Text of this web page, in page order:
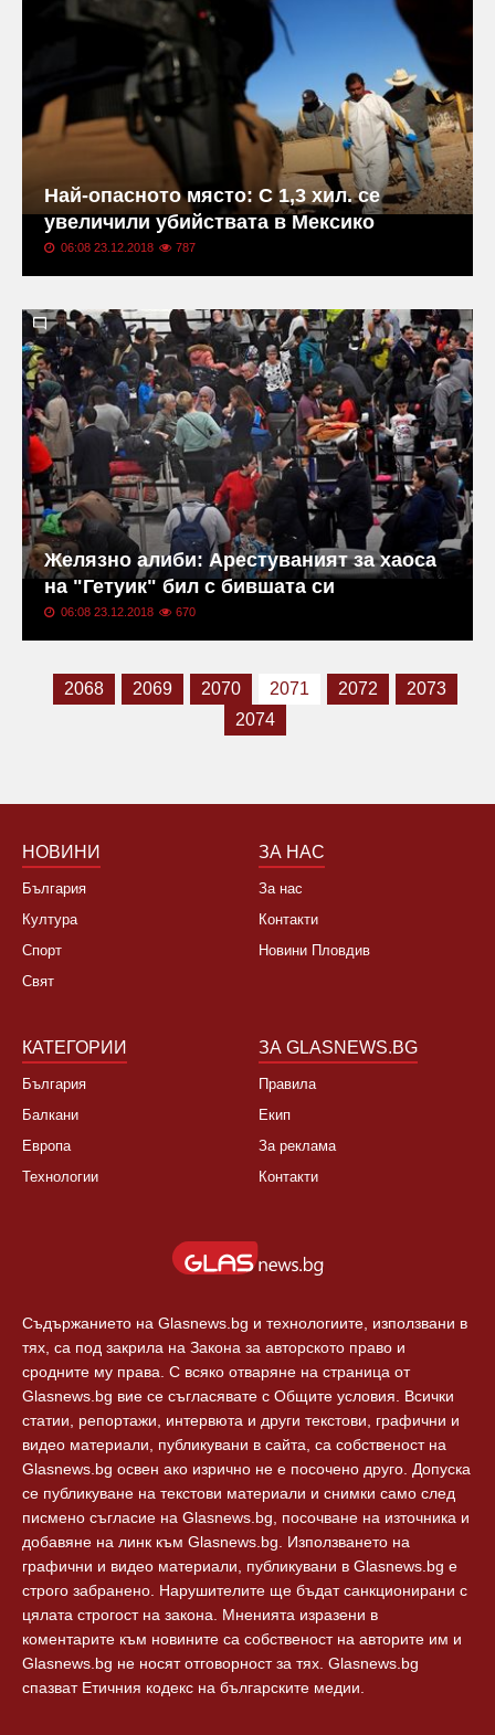
Най-опасното място: С 1,3 хил. се
увеличили убийствата в Мексико
06:08 23.12.2018 787
Желязно алиби: Арестуваният за хаоса
на "Гетуик" бил с бившата си
06:08 23.12.2018 670
2068 2069 2070 2071 2072
2073
2074
НОВИНИ
България
Култура
Спорт
Свят
ЗА НАС
За нас
Контакти
Новини Пловдив
КАТЕГОРИИ
България
Балкани
Европа
Технологии
ЗА GLASNEWS.BG
Правила
Екип
За реклама
Контакти
Съдържанието на Glasnews.bg и технологиите, използвани в
тях, са под закрила на Закона за авторското право и
сродните му права. С всяко отваряне на страница от
Glasnews.bg вие се съгласявате с Общите условия. Всички
статии, репортажи, интервюта и други текстови, графични и
видео материали, публикувани в сайта, са собственост на
Glasnews.bg освен ако изрично не е посочено друго. Допуска
се публикуване на текстови материали и снимки само след
писмено съгласие на Glasnews.bg, посочване на източника и
добавяне на линк към Glasnews.bg. Използването на
графични и видео материали, публикувани в Glasnews.bg е
строго забранено. Нарушителите ще бъдат санкционирани с
цялата строгост на закона. Мненията изразени в
коментарите към новините са собственост на авторите им и
Glasnews.bg не носят отговорност за тях. Glasnews.bg
спазват Етичния кодекс на българските медии.